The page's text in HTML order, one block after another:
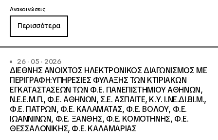
Ανακοινώσεις
Περισσότερα
26 · 05 · 2026
ΔΙΕΘΝΗΣ ΑΝΟΙΧΤΟΣ ΗΛΕΚΤΡΟΝΙΚΟΣ ΔΙΑΓΩΝΙΣΜΟΣ ΜΕ
ΠΕΡΙΓΡΑΦΗ:ΥΠΗΡΕΣΙΕΣ ΦΥΛΑΞΗΣ ΤΩΝ ΚΤΙΡΙΑΚΩΝ
ΕΓΚΑΤΑΣΤΑΣΕΩΝ ΤΩΝ Φ.Ε. ΠΑΝΕΠΙΣΤΗΜΙΟΥ ΑΘΗΝΩΝ,
Ν.Ε.Ε.Μ.Π., Φ.Ε. ΑΘΗΝΩΝ, Σ.Ε. ΑΣΠΑΙΤΕ, Κ.Υ. Ι.ΝΕ.ΔΙ.ΒΙ.Μ.,
Φ.Ε. ΠΑΤΡΩΝ, Φ.Ε. ΚΑΛΑΜΑΤΑΣ, Φ.Ε. ΒΟΛΟΥ, Φ.Ε.
ΙΩΑΝΝΙΝΩΝ, Φ.Ε. ΞΑΝΘΗΣ, Φ.Ε. ΚΟΜΟΤΗΝΗΣ, Φ.Ε.
ΘΕΣΣΑΛΟΝΙΚΗΣ, Φ.Ε. ΚΑΛΑΜΑΡΙΑΣ